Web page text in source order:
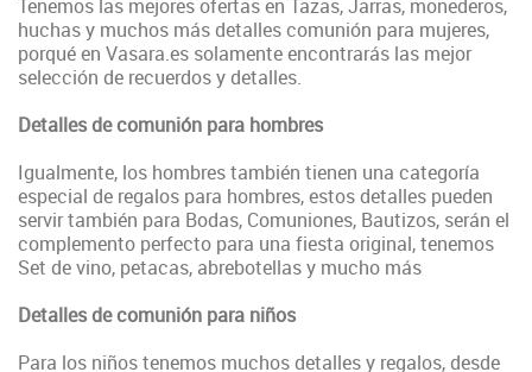
Tenemos las mejores ofertas en Tazas, Jarras, monederos,
huchas y muchos más detalles comunión para mujeres,
porqué en Vasara.es solamente encontrarás las mejor
selección de recuerdos y detalles.
Detalles de comunión para hombres
Igualmente, los hombres también tienen una categoría
especial de regalos para hombres, estos detalles pueden
servir también para Bodas, Comuniones, Bautizos, serán el
complemento perfecto para una fiesta original, tenemos
Set de vino, petacas, abrebotellas y mucho más
Detalles de comunión para niños
Para los niños tenemos muchos detalles y regalos, desde